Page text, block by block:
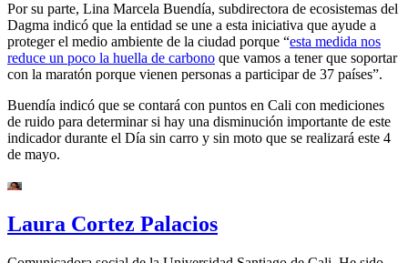
Por su parte, Lina Marcela Buendía, subdirectora de ecosistemas del
Dagma indicó que la entidad se une a esta iniciativa que ayude a
proteger el medio ambiente de la ciudad porque “esta medida nos
reduce un poco la huella de carbono que vamos a tener que soportar
con la maratón porque vienen personas a participar de 37 países”.
Buendía indicó que se contará con puntos en Cali con mediciones
de ruido para determinar si hay una disminución importante de este
indicador durante el Día sin carro y sin moto que se realizará este 4
de mayo.
Laura Cortez Palacios